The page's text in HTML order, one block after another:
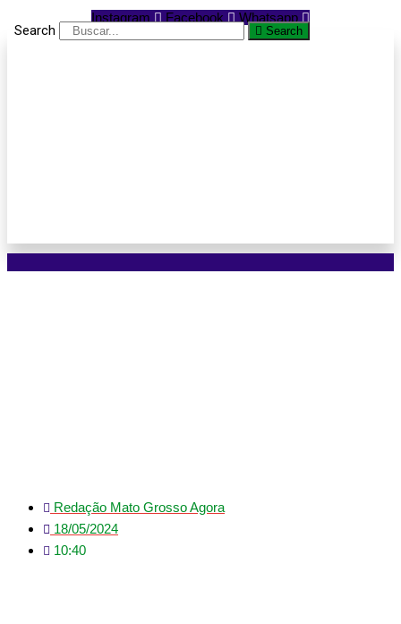
Instagram Facebook Whatsapp
Search Search
Redação Mato Grosso Agora
18/05/2024
10:40